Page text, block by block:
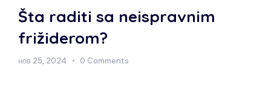
Šta raditi sa neispravnim
frižiderom?
нов 25, 2024 0 Comments